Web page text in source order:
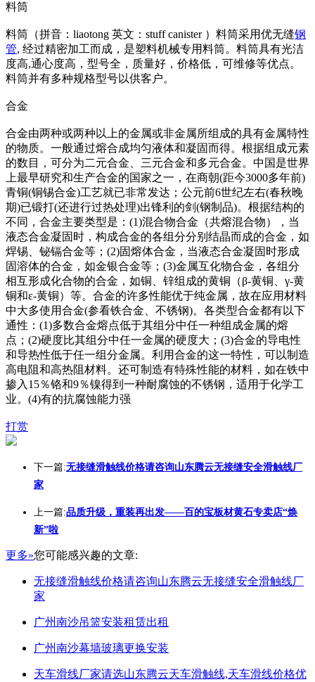
料筒
料筒（拼音：liaotong 英文：stuff canister ）料筒采用优无缝钢
管, 经过精密加工而成，是塑料机械专用料筒。料筒具有光洁
度高,通心度高，型号全，质量好，价格低，可维修等优点。
料筒并有多种规格型号以供客户。
合金
合金由两种或两种以上的金属或非金属所组成的具有金属特性
的物质。一般通过熔合成均匀液体和凝固而得。根据组成元素
的数目，可分为二元合金、三元合金和多元合金。中国是世界
上最早研究和生产合金的国家之一，在商朝(距今3000多年前)
青铜(铜锡合金)工艺就已非常发达；公元前6世纪左右(春秋晚
期)已锻打(还进行过热处理)出锋利的剑(钢制品)。根据结构的
不同，合金主要类型是：(1)混合物合金（共熔混合物），当
液态合金凝固时，构成合金的各组分分别结晶而成的合金，如
焊锡、铋镉合金等；(2)固熔体合金，当液态合金凝固时形成
固溶体的合金，如金银合金等；(3)金属互化物合金，各组分
相互形成化合物的合金，如铜、锌组成的黄铜（β-黄铜、γ-黄
铜和ε-黄铜）等。合金的许多性能优于纯金属，故在应用材料
中大多使用合金(参看铁合金、不锈钢)。各类型合金都有以下
通性：(1)多数合金熔点低于其组分中任一种组成金属的熔
点；(2)硬度比其组分中任一金属的硬度大；(3)合金的导电性
和导热性低于任一组分金属。利用合金的这一特性，可以制造
高电阻和高热阻材料。还可制造有特殊性能的材料，如在铁中
掺入15％铬和9％镍得到一种耐腐蚀的不锈钢，适用于化学工
业。(4)有的抗腐蚀能力强
打赏
下一篇:无接缝滑触线价格请咨询山东腾云无接缝安全滑触线厂
家
上一篇:品质升级，重装再出发——百的宝板材黄石专卖店“焕
新”啦
更多»您可能感兴趣的文章:
无接缝滑触线价格请咨询山东腾云无接缝安全滑触线厂
家
广州南沙吊篮安装租赁出租
广州南沙幕墙玻璃更换安装
天车滑线厂家请选山东腾云天车滑触线,天车滑线价格优